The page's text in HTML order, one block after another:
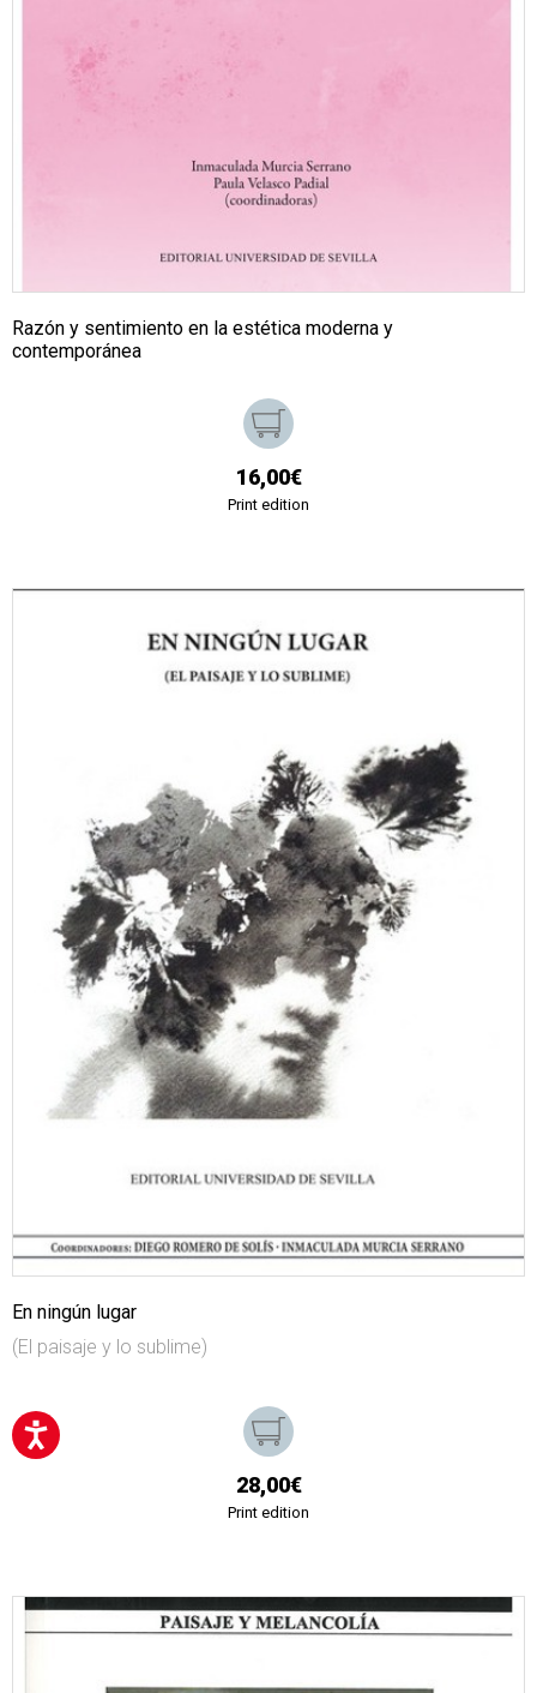
Razón y sentimiento en la estética moderna y
contemporánea
16,00€
Print edition
En ningún lugar
(El paisaje y lo sublime)
28,00€
Print edition